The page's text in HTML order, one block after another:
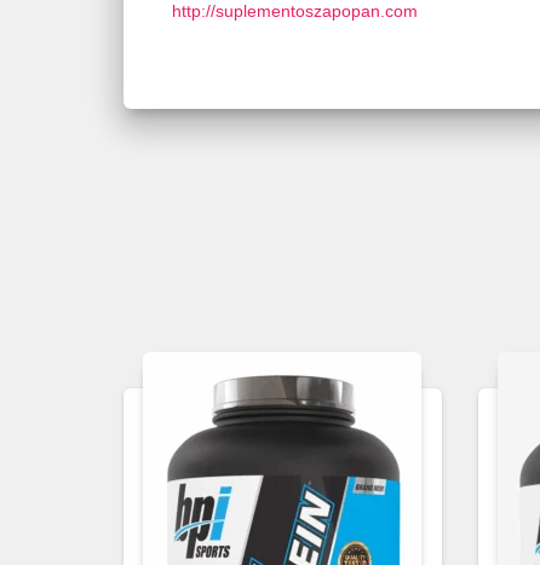
http://suplementoszapopan.com